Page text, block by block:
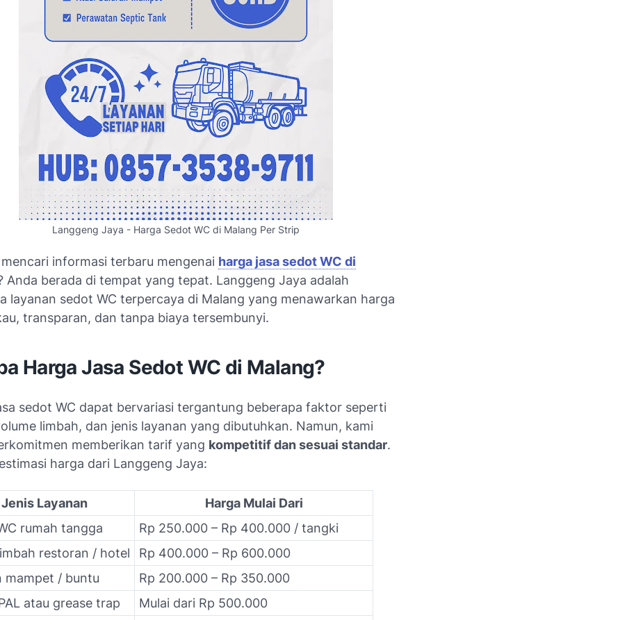
Langgeng Jaya - Harga Sedot WC di Malang Per Strip
informasi terbaru mengenai harga jasa sedot WC di
Anda berada di tempat yang tepat. Langgeng Jaya adalah
layanan sedot WC terpercaya di Malang yang menawarkan harga
transparan, dan tanpa biaya tersembunyi.
Harga Jasa Sedot WC di Malang?
sedot WC dapat bervariasi tergantung beberapa faktor seperti
limbah, dan jenis layanan yang dibutuhkan. Namun, kami
memberikan tarif yang kompetitif dan sesuai standar.
harga dari Langgeng Jaya:
Jenis Layanan
Harga Mulai Dari
rumah tangga
Rp 250.000 – Rp 400.000 / tangki
restoran / hotel
Rp 400.000 – Rp 600.000
mampet / buntu
Rp 200.000 – Rp 350.000
atau grease trap
Mulai dari Rp 500.000